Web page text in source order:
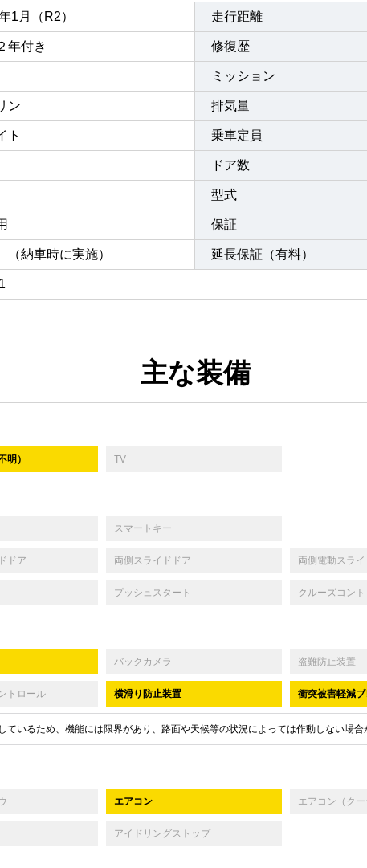
1月（R2） 走行距離
年付き 修復歴
ミッション
ン 排気量
ト 乗車定員
ドア数
型式
保証
納車時に実施） 延長保証（有料）
主な装備
明） TV
スマートキー
ドア 両側スライドドア 両側電動スラ
プッシュスタート クルーズコン
バックカメラ 盗難防止装置
トロール 横滑り防止装置 衝突被害軽減ブ
いるため、機能には限界があり、路面や天候等の状況によっては作動しない場合
エアコン エアコン（クー
アイドリングストップ